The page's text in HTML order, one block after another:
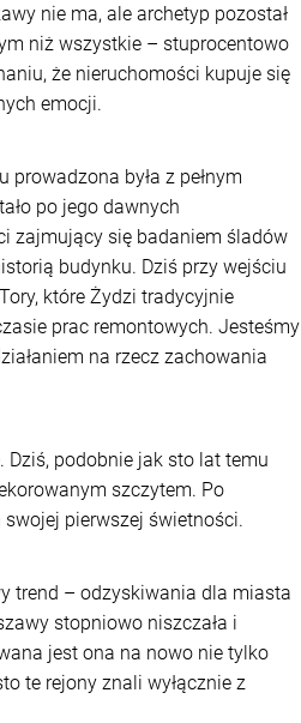
nie ma, ale archetyp pozostał
niż wszystkie – stuprocentowo
że nieruchomości kupuje się
emocji.
była z pełnym
po jego dawnych
zajmujący się badaniem śladów
budynku. Dziś przy wejściu
które Żydzi tradycyjnie
prac remontowych. Jesteśmy
na rzecz zachowania
Dziś, podobnie jak sto lat temu
szczytem. Po
pierwszej świetności.
trend – odzyskiwania dla miasta
stopniowo niszczała i
jest ona na nowo nie tylko
te rejony znali wyłącznie z